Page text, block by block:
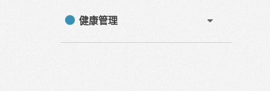
健康管理